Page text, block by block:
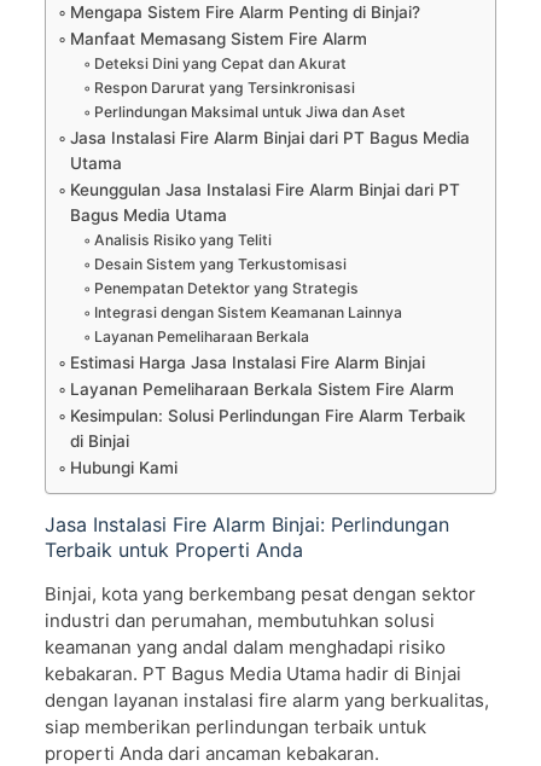
Mengapa Sistem Fire Alarm Penting di Binjai?
Manfaat Memasang Sistem Fire Alarm
Deteksi Dini yang Cepat dan Akurat
Respon Darurat yang Tersinkronisasi
Perlindungan Maksimal untuk Jiwa dan Aset
Jasa Instalasi Fire Alarm Binjai dari PT Bagus Media
Utama
Keunggulan Jasa Instalasi Fire Alarm Binjai dari PT
Bagus Media Utama
Analisis Risiko yang Teliti
Desain Sistem yang Terkustomisasi
Penempatan Detektor yang Strategis
Integrasi dengan Sistem Keamanan Lainnya
Layanan Pemeliharaan Berkala
Estimasi Harga Jasa Instalasi Fire Alarm Binjai
Layanan Pemeliharaan Berkala Sistem Fire Alarm
Kesimpulan: Solusi Perlindungan Fire Alarm Terbaik
di Binjai
Hubungi Kami
Jasa Instalasi Fire Alarm Binjai: Perlindungan
Terbaik untuk Properti Anda
Binjai, kota yang berkembang pesat dengan sektor
industri dan perumahan, membutuhkan solusi
keamanan yang andal dalam menghadapi risiko
kebakaran. PT Bagus Media Utama hadir di Binjai
dengan layanan instalasi fire alarm yang berkualitas,
siap memberikan perlindungan terbaik untuk
properti Anda dari ancaman kebakaran.